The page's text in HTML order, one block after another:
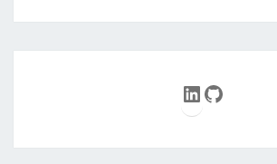
LinkedIn
GitHub